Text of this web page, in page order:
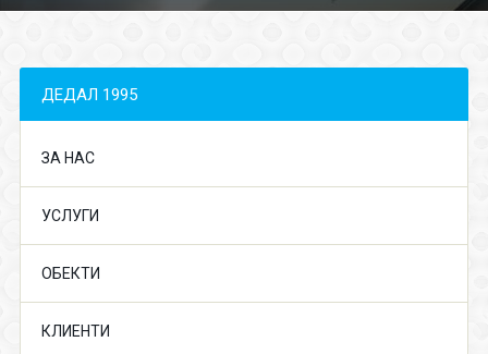
ДЕДАЛ 1995
ЗА НАС
УСЛУГИ
ОБЕКТИ
КЛИЕНТИ